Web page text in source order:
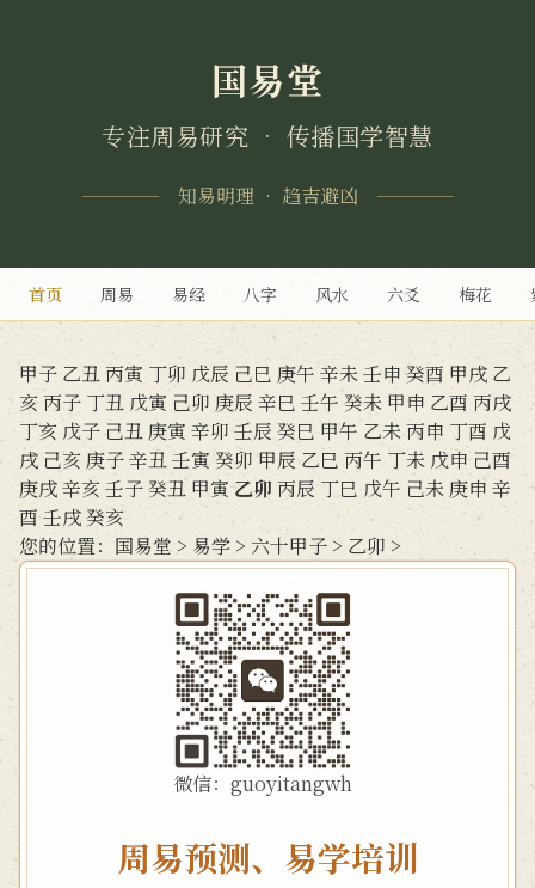
国易堂
专注周易研究 • 传播国学智慧
知易明理 • 趋吉避凶
首页 周易 易经 八字 风水 六爻 梅花
甲子 乙丑丙寅 丁卯 戊辰 己巳 庚午 辛未壬申 癸酉 甲戌 乙
亥丙子 丁丑 戊寅 己卯 庚辰 辛巳 壬午 癸未 甲申 乙酉 丙戌
丁亥 戊子 己丑 庚寅 辛卯 壬辰 癸巳 甲午 乙未 丙申 丁酉 戊
戌 己亥 庚子辛丑壬寅 癸卯 甲辰 乙巳 丙午 丁未 戊申 己酉
庚戌辛亥壬子癸丑 甲寅 乙卯 丙辰 丁巳 戊午 己未 庚申 辛
酉 壬戌癸亥
您的位置： 国易堂 > 易学 > 六十甲子 > 乙卯 >
微信：guoyitangwh
周易预测、易学培训